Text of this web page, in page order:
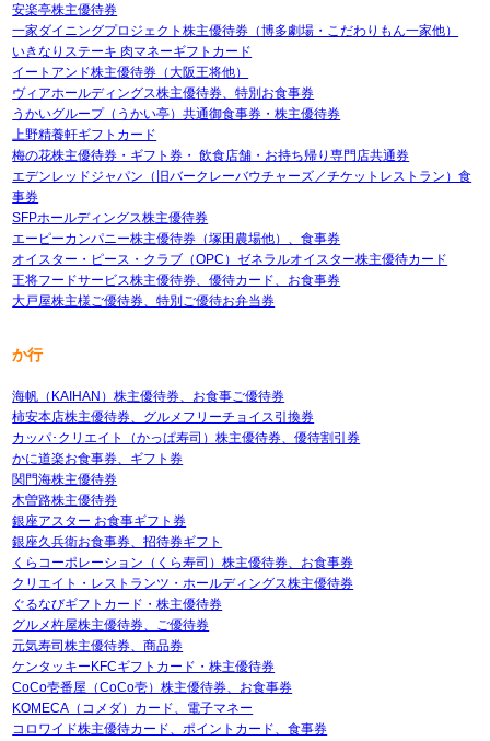
安楽亭株主優待券
一家ダイニングプロジェクト株主優待券（博多劇場・こだわりもん一家他）
いきなりステーキ 肉マネーギフトカード
イートアンド株主優待券（大阪王将他）
ヴィアホールディングス株主優待券、特別お食事券
うかいグループ（うかい亭）共通御食事券・株主優待券
上野精養軒ギフトカード
梅の花株主優待券・ギフト券・ 飲食店舗・お持ち帰り専門店共通券
エデンレッドジャパン（旧バークレーバウチャーズ／チケットレストラン）食
事券
SFPホールディングス株主優待券
エーピーカンパニー株主優待券（塚田農場他）、食事券
オイスター・ピース・クラブ（OPC）ゼネラルオイスター株主優待カード
王将フードサービス株主優待券、優待カード、お食事券
大戸屋株主様ご優待券、特別ご優待お弁当券
か行
海帆（KAIHAN）株主優待券、お食事ご優待券
柿安本店株主優待券、グルメフリーチョイス引換券
カッパ･クリエイト（かっぱ寿司）株主優待券、優待割引券
かに道楽お食事券、ギフト券
関門海株主優待券
木曽路株主優待券
銀座アスター お食事ギフト券
銀座久兵衛お食事券、招待券ギフト
くらコーポレーション（くら寿司）株主優待券、お食事券
クリエイト・レストランツ・ホールディングス株主優待券
ぐるなびギフトカード・株主優待券
グルメ杵屋株主優待券、ご優待券
元気寿司株主優待券、商品券
ケンタッキーKFCギフトカード・株主優待券
CoCo壱番屋（CoCo壱）株主優待券、お食事券
KOMECA（コメダ）カード、電子マネー
コロワイド株主優待カード、ポイントカード、食事券